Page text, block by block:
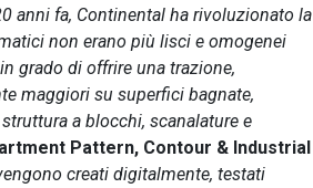
anni fa, Continental ha rivoluzionato la
non erano più lisci e omogenei
grado di offrire una trazione,
maggiori su superfici bagnate,
a blocchi, scanalature e
Pattern, Contour & Industrial
creati digitalmente, testati